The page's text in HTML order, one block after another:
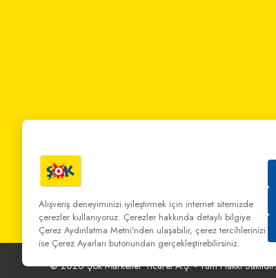
Bizi Arayın:0 850 808 00 00Bize Yazın:
©2026Şok Marketler Ticaret A.Ş. - Tüm Hakkı Saklıdır.
Alışveriş deneyiminizi iyileştirmek için internet sitemizde
çerezler kullanıyoruz. Çerezler hakkında detaylı bilgiye
Çerez Aydınlatma Metni'nden ulaşabilir, çerez tercihlerinizi
ise Çerez Ayarları butonundan gerçekleştirebilirsiniz.